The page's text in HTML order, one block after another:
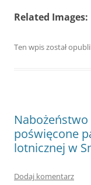
Related Images:
Ten wpis został
Nabożeństwo
poświęcone
lotnicznej w
Dodaj komentarz